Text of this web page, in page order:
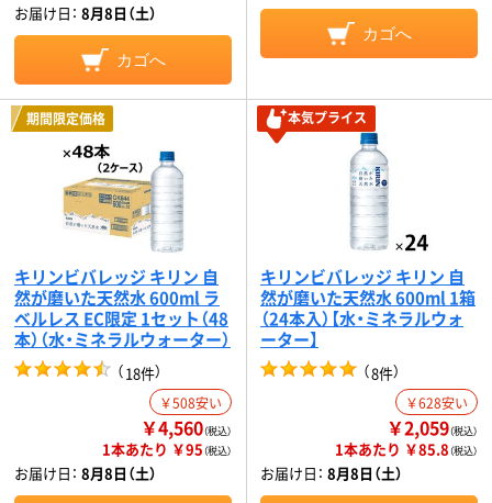
お届け日： 8月8日（土）
カゴへ
カゴへ
期間限定価格
キリンビバレッジ キリン 自
然が磨いた天然水 600ml ラ
ベルレス EC限定 1セット（48
本）（水・ミネラルウォーター）
（18件）
￥508安い
￥4,560（税込）
1本あたり ￥95（税込）
お届け日： 8月8日（土）
本気プライス
キリンビバレッジ キリン 自
然が磨いた天然水 600ml 1箱
（24本入）【水・ミネラルウォ
ーター】
（8件）
￥628安い
￥2,059（税込）
1本あたり ￥85.8（税込）
お届け日： 8月8日（土）